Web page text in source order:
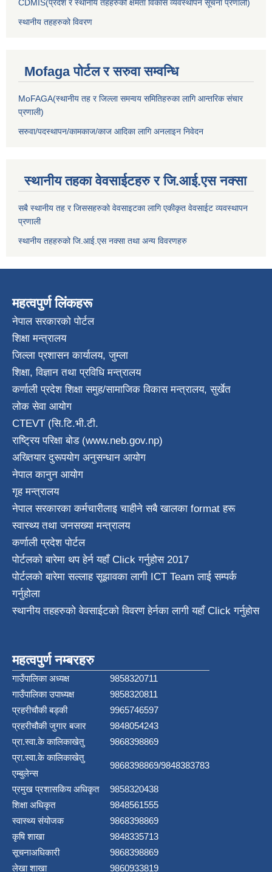
CDMIS(प्रदेश र स्थानीय तहहरुको क्षमता विकास व्यवस्थापन सूचना प्रणाली)
स्थानीय तहहरुको विवरण
Mofaga पोर्टल र सरुवा सम्वन्धि
MoFAGA(स्थानीय तह र जिल्ला समन्वय समितिहरुका लागि आन्तरिक संचार
प्रणाली)
सरुवा/पदस्थापन/कामकाज/काज आदिका लागि अनलाइन निवेदन
स्थानीय तहका वेवसाईटहरु र जि.आई.एस नक्सा
सबै स्थानीय तह र जिससहरुको वेवसाइटका लागि एकीकृत वेवसाईट व्यवस्थापन
प्रणाली
स्थानीय तहहरुको जि.आई.एस नक्सा तथा अन्य विवरणहरु
महत्वपुर्ण लिंकहरू
नेपाल सरकारको पोर्टल
शिक्षा मन्त्रालय
जिल्ला प्रशासन कार्यालय, जुम्ला
शिक्षा, विज्ञान तथा प्रविधि मन्त्रालय
कर्णाली प्रदेश शिक्षा समुह/सामाजिक विकास मन्त्रालय, सुर्खेत
लोक सेवा आयोग
CTEVT (सि.टि.भी.टी.
राष्ट्रिय परिक्षा बाेड (www.neb.gov.np)
अख्तियार दुरूपयोग अनुसन्धान आयोग
नेपाल कानुन आयाेग
गृह मन्त्रालय
नेपाल सरकारका कर्मचारीलाइ चाहीने सबै खालका format हरू
स्वास्थ्य तथा जनस‌ख्या मन्त्रालय
कर्णाली प्रदेश पाेर्टल
पोर्टलको बारेमा थप हेर्नयहाँ Click गर्नुहोस2017
पोर्टलको बारेमा सल्लाह सूझावका लागी ICT Teamलाई सम्पर्क
गर्नुहोला
स्थानीय तहहरुको वेवसाईटको विवरण हेर्नका लागी यहाँ Click गर्नुहोस
महत्वपुर्ण नम्बरहरु
गाउँपालिका अध्यक्ष
9858320711
गाउँपालिका उपाध्यक्ष
9858320811
प्रहरीचौकी बड्की
9965746597
प्रहरीचौकी जुगार बजार
9848054243
प्रा.स्वा.के कालिकाखेतु
9868398869
प्रा.स्वा.के कालिकाखेतु
एम्बुलेन्स
9868398869/9848383783
प्रमुख प्रशासकिय अधिकृत
9858320438
शिक्षा अधिकृत
9848561555
स्वास्थ्य संयोजक
9868398869
कृषि शाखा
9848335713
सूचनाअधिकारी
9868398869
लेखा शाखा
9860933819